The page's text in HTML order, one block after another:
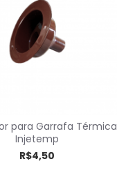
para Garrafa Térmica
Injetemp
R$4,50